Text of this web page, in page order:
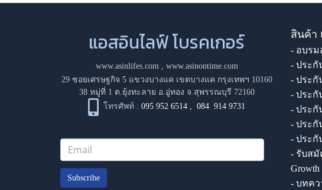
แอสอินไลฟ์ โบรคเกอร์
www.asinlifes.com, www.asinontime.com
29 ซอยเศรษฐกิจ 5 แขวงบางแค เขตบางแค กรุงเทพฯ 10160
38 หมู่ที่ 1 ต.ยุ้งทะลาย อ.อู่ทอง จ.สุพรรณบุรี 72160
โทรศัพท์ : 095 952 6514 ,084 914 9731
Subscribe
สินค้า
- อบร
- ประ
- ประ
- ประกั
- ประกั
- ประกั
- ประกั
- รับส
Growth
- บทคว